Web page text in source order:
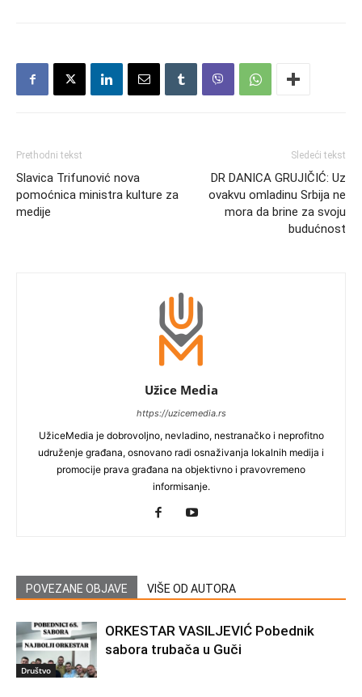
Prethodni tekst
Slavica Trifunović nova
pomoćnica ministra kulture za
medije
Sledeći tekst
DR DANICA GRUJIČIĆ: Uz
ovakvu omladinu Srbija ne
mora da brine za svoju
budućnost
Užice Media
https://uzicemedia.rs
UžiceMedia je dobrovoljno, nevladino, nestranačko i neprofitno
udruženje građana, osnovano radi osnaživanja lokalnih medija i
promocije prava građana na objektivno i pravovremeno
informisanje.
POVEZANE OBJAVE VIŠE OD AUTORA
Društvo
ORKESTAR VASILJEVIĆ Pobednik
sabora trubača u Guči